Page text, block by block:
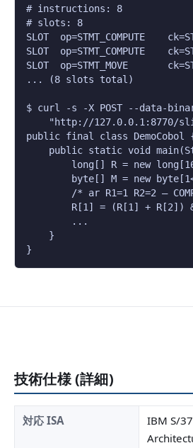
# instructions: 8
# slots: 8
SLOT  op=STMT_COMPUTE
SLOT  op=STMT_COMPUTE
SLOT  op=STMT_MOVE
... (8 slots total)
$ curl -s -X POST --data-
"http://127.0.0.1:8770/
public final class DemoCobol
public static void
long[] R = new
byte[] M = new
/* ar R1=1 R2=2 —
R[1] = (R[1] + R[2])
        ...
    }
}
技術仕様 (詳細)
対応 ISA
IBM S/